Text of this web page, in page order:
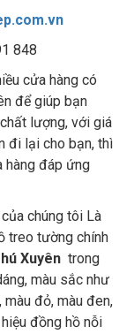
848
cửa hàng có
để giúp bạn
lượng, với giá
đi lại cho bạn, thì
hàng đáp ứng
của chúng tôi Là
treo tường chính
Xuyên trong
màu sắc như
đỏ, màu đen,
đồng hồ nỗi